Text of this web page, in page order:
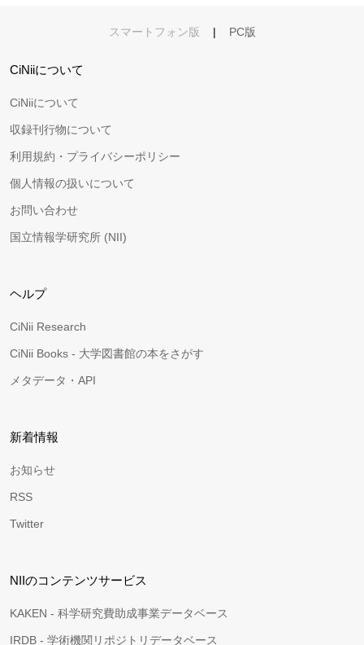
スマートフォン版 | PC版
CiNiiについて
CiNiiについて
収録刊行物について
利用規約・プライバシーポリシー
個人情報の扱いについて
お問い合わせ
国立情報学研究所 (NII)
ヘルプ
CiNii Research
CiNii Books - 大学図書館の本をさがす
メタデータ・API
新着情報
お知らせ
RSS
Twitter
NIIのコンテンツサービス
KAKEN - 科学研究費助成事業データベース
IRDB - 学術機関リポジトリデータベース